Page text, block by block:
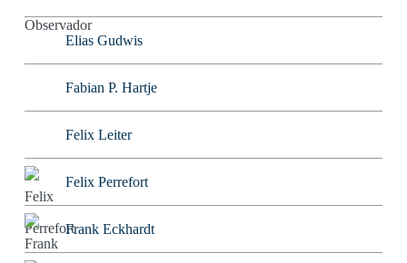
Elias Gudwis
Fabian P. Hartje
Felix Leiter
Felix Perrefort
Frank Eckhardt